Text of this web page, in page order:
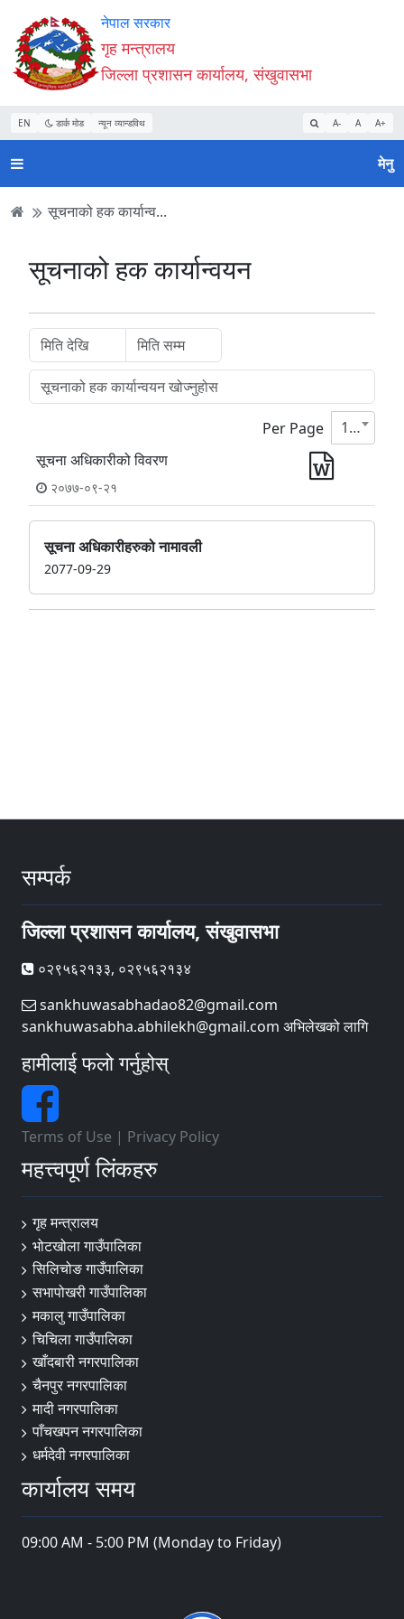
Accessibility
Mode
सुरु
गर्नुहोस्
सामाग्री
पढ्नुहाेस्
नेभिगेसन
पढ्नुहाेस्
वेबसाइट
खोजमा
जानुहोस्
नेपाल सरकार
गृह मन्त्रालय
जिल्ला प्रशासन कार्यालय, संखुवासभा
EN डार्क मोड न्यून व्यान्डविथ A- A A+
मेनु
सूचनाको हक कार्यान्व...
सूचनाको हक कार्यान्वयन
Per Page
10
सूचना अधिकारीको विवरण
२०७७-०९-२१
सूचना अधिकारीहरुको नामावली
2077-09-29
सम्पर्क
जिल्ला प्रशासन कार्यालय, संखुवासभा
०२९५६२१३३, ०२९५६२१३४
sankhuwasabhadao82@gmail.com
sankhuwasabha.abhilekh@gmail.com अभिलेखको लागि
हामीलाई फलो गर्नुहोस्
Terms of Use | Privacy Policy
महत्त्वपूर्ण लिंकहरु
गृह मन्त्रालय
भोटखोला गाउँपालिका
सिलिचोङ गाउँपालिका
सभापोखरी गाउँपालिका
मकालु गाउँपालिका
चिचिला गाउँपालिका
खाँदबारी नगरपालिका
चैनपुर नगरपालिका
मादी नगरपालिका
पाँचखपन नगरपालिका
धर्मदेवी नगरपालिका
कार्यालय समय
09:00 AM - 5:00 PM (Monday to Friday)